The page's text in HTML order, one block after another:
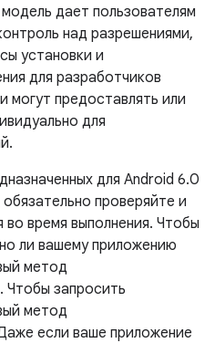
дает пользователям
над разрешениями,
установки и
для разработчиков
могут предоставлять или
для
для Android 6.0
проверяйте и
время выполнения. Чтобы
ли вашему приложению
метод
. Чтобы запросить
метод
если ваше приложение